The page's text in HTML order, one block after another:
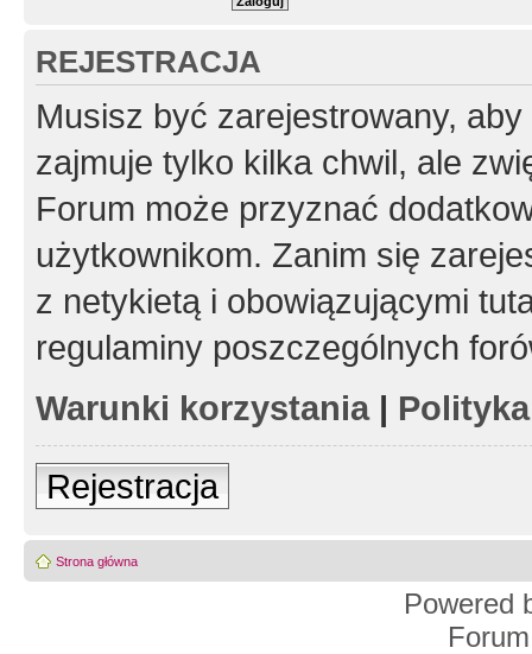
REJESTRACJA
Musisz być zarejestrowany,
zajmuje tylko kilka chwil, ale
Forum może przyznać
użytkownikom. Zanim się
z netykietą i obowiązującymi
regulaminy poszczególnych
Warunki korzystania|
Rejestracja
Strona główna
Powered